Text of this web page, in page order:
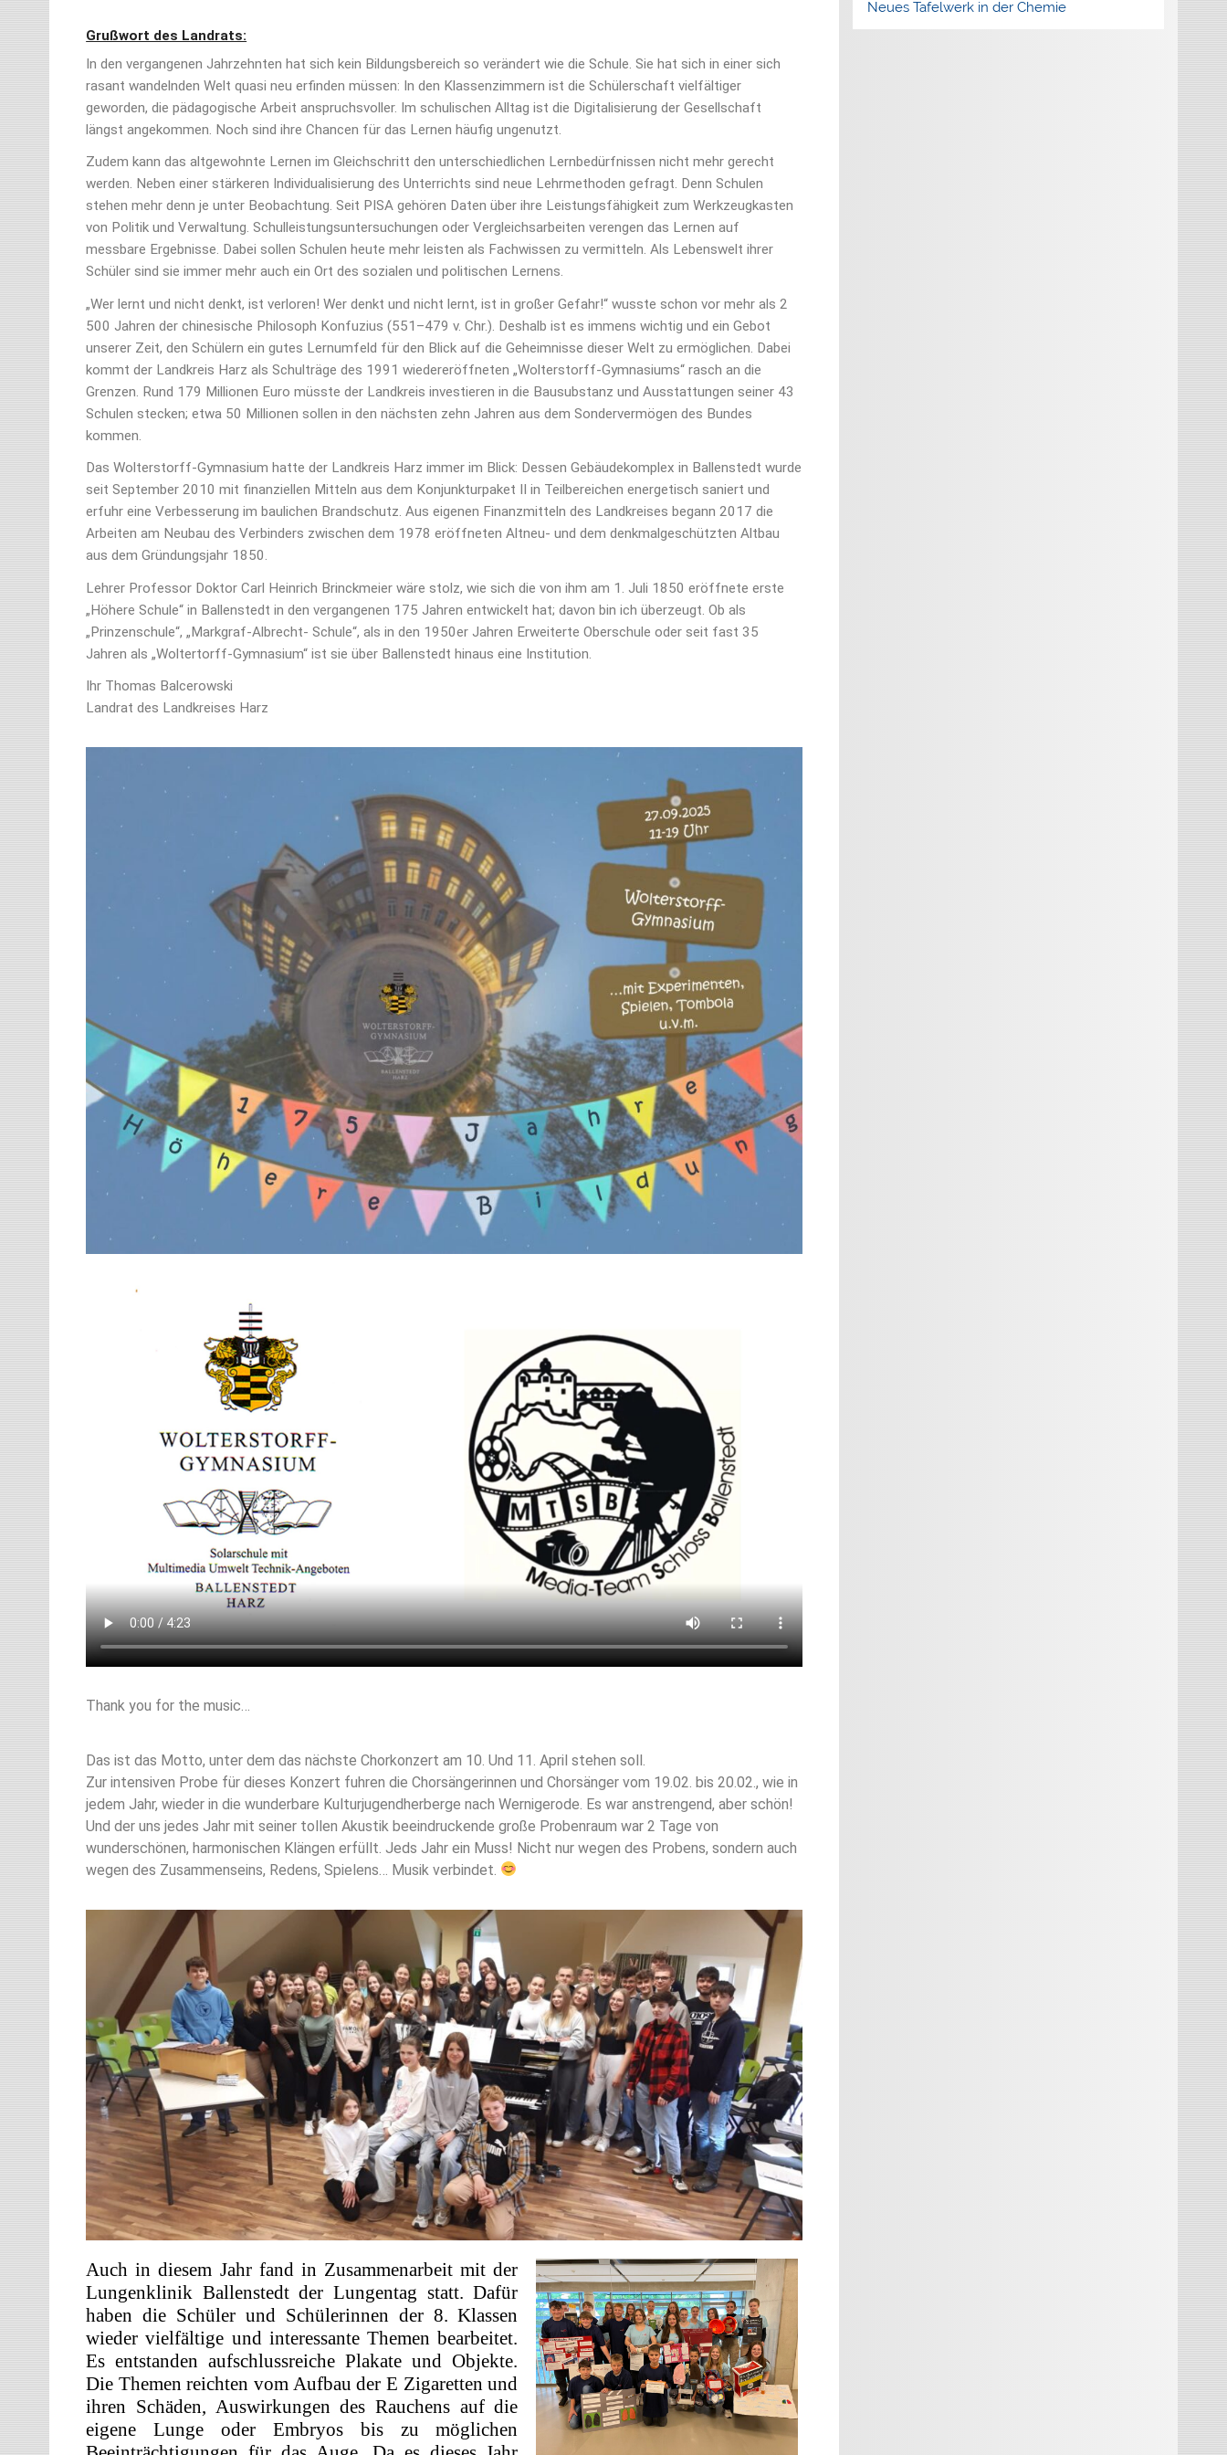
Grußwort des Landrats:
In den vergangenen Jahrzehnten hat sich kein Bildungsbereich so verändert wie die Schule. Sie hat sich in einer sich
rasant wandelnden Welt quasi neu erfinden müssen: In den Klassenzimmern ist die Schülerschaft vielfältiger
geworden, die pädagogische Arbeit anspruchsvoller. Im schulischen Alltag ist die Digitalisierung der Gesellschaft
längst angekommen. Noch sind ihre Chancen für das Lernen häufig ungenutzt.
Zudem kann das altgewohnte Lernen im Gleichschritt den unterschiedlichen Lernbedürfnissen nicht mehr gerecht
werden. Neben einer stärkeren Individualisierung des Unterrichts sind neue Lehrmethoden gefragt. Denn Schulen
stehen mehr denn je unter Beobachtung. Seit PISA gehören Daten über ihre Leistungsfähigkeit zum Werkzeugkasten
von Politik und Verwaltung. Schulleistungsuntersuchungen oder Vergleichsarbeiten verengen das Lernen auf
messbare Ergebnisse. Dabei sollen Schulen heute mehr leisten als Fachwissen zu vermitteln. Als Lebenswelt ihrer
Schüler sind sie immer mehr auch ein Ort des sozialen und politischen Lernens.
„Wer lernt und nicht denkt, ist verloren! Wer denkt und nicht lernt, ist in großer Gefahr!“ wusste schon vor mehr als 2
500 Jahren der chinesische Philosoph Konfuzius (551–479 v. Chr.). Deshalb ist es immens wichtig und ein Gebot
unserer Zeit, den Schülern ein gutes Lernumfeld für den Blick auf die Geheimnisse dieser Welt zu ermöglichen. Dabei
kommt der Landkreis Harz als Schulträge des 1991 wiedereröffneten „Wolterstorff-Gymnasiums“ rasch an die
Grenzen. Rund 179 Millionen Euro müsste der Landkreis investieren in die Bausubstanz und Ausstattungen seiner 43
Schulen stecken; etwa 50 Millionen sollen in den nächsten zehn Jahren aus dem Sondervermögen des Bundes
kommen.
Das Wolterstorff-Gymnasium hatte der Landkreis Harz immer im Blick: Dessen Gebäudekomplex in Ballenstedt wurde
seit September 2010 mit finanziellen Mitteln aus dem Konjunkturpaket II in Teilbereichen energetisch saniert und
erfuhr eine Verbesserung im baulichen Brandschutz. Aus eigenen Finanzmitteln des Landkreises begann 2017 die
Arbeiten am Neubau des Verbinders zwischen dem 1978 eröffneten Altneu- und dem denkmalgeschützten Altbau
aus dem Gründungsjahr 1850.
Lehrer Professor Doktor Carl Heinrich Brinckmeier wäre stolz, wie sich die von ihm am 1. Juli 1850 eröffnete erste
„Höhere Schule“ in Ballenstedt in den vergangenen 175 Jahren entwickelt hat; davon bin ich überzeugt. Ob als
„Prinzenschule“, „Markgraf-Albrecht- Schule“, als in den 1950er Jahren Erweiterte Oberschule oder seit fast 35
Jahren als „Woltertorff-Gymnasium“ ist sie über Ballenstedt hinaus eine Institution.
Ihr Thomas Balcerowski
Landrat des Landkreises Harz
Thank you for the music…
Das ist das Motto, unter dem das nächste Chorkonzert am 10. Und 11. April stehen soll.
Zur intensiven Probe für dieses Konzert fuhren die Chorsängerinnen und Chorsänger vom 19.02. bis 20.02., wie in
jedem Jahr, wieder in die wunderbare Kulturjugendherberge nach Wernigerode. Es war anstrengend, aber schön!
Und der uns jedes Jahr mit seiner tollen Akustik beeindruckende große Probenraum war 2 Tage von
wunderschönen, harmonischen Klängen erfüllt. Jeds Jahr ein Muss! Nicht nur wegen des Probens, sondern auch
wegen des Zusammenseins, Redens, Spielens… Musik verbindet.
Auch in diesem Jahr fand in Zusammenarbeit mit der
Lungenklinik Ballenstedt der Lungentag statt. Dafür
haben die Schüler und Schülerinnen der 8. Klassen
wieder vielfältige und interessante Themen bearbeitet.
Es entstanden aufschlussreiche Plakate und Objekte.
Die Themen reichten vom Aufbau der E Zigaretten und
ihren Schäden, Auswirkungen des Rauchens auf die
eigene Lunge oder Embryos bis zu möglichen
Neues Tafelwerk in der Chemie